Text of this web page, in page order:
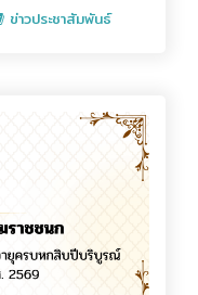
ข่าวประชาสัมพันธ์